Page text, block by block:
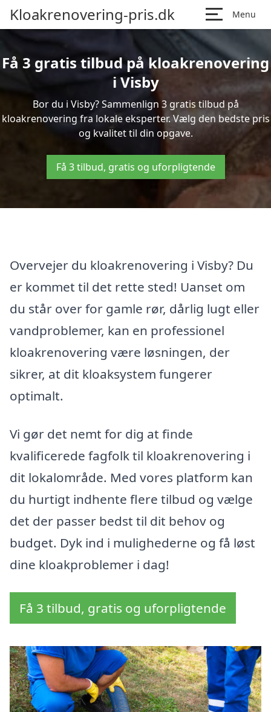
Kloakrenovering-pris.dk Menu
Få 3 gratis tilbud på kloakrenovering
i Visby
Bor du i Visby? Sammenlign 3 gratis tilbud på
kloakrenovering fra lokale eksperter. Vælg den bedste pris
og kvalitet til din opgave.
Få 3 tilbud, gratis og uforpligtende
Overvejer du kloakrenovering i Visby? Du
er kommet til det rette sted! Uanset om
du står over for gamle rør, dårlig lugt eller
vandproblemer, kan en professionel
kloakrenovering være løsningen, der
sikrer, at dit kloaksystem fungerer
optimalt.
Vi gør det nemt for dig at finde
kvalificerede fagfolk til kloakrenovering i
dit lokalområde. Med vores platform kan
du hurtigt indhente flere tilbud og vælge
det der passer bedst til dit behov og
budget. Dyk ind i mulighederne og få løst
dine kloakproblemer i dag!
Få 3 tilbud, gratis og uforpligtende